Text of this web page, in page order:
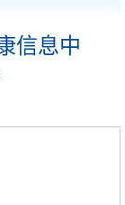
信息中